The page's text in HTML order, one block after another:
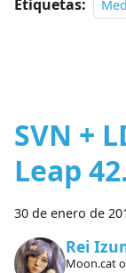
Etiquetas:
SVN +
Leap
30 de enero de
Rei
Moon.cat